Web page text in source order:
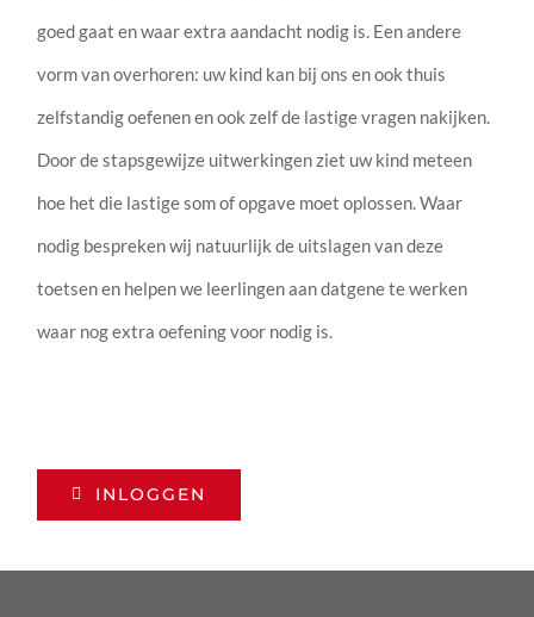
goed gaat en waar extra aandacht nodig is. Een andere
vorm van overhoren: uw kind kan bij ons en ook thuis
zelfstandig oefenen en ook zelf de lastige vragen nakijken.
Door de stapsgewijze uitwerkingen ziet uw kind meteen
hoe het die lastige som of opgave moet oplossen. Waar
nodig bespreken wij natuurlijk de uitslagen van deze
toetsen en helpen we leerlingen aan datgene te werken
waar nog extra oefening voor nodig is.
INLOGGEN